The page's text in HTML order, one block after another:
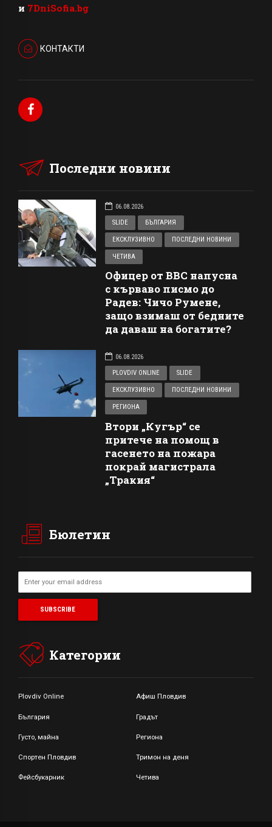
и 7DniSofia.bg
КОНТАКТИ
Последни новини
06.08.2026
SLIDE
БЪЛГАРИЯ
ЕКСКЛУЗИВНО ПОСЛЕДНИ НОВИНИ
ЧЕТИВА
Офицер от ВВС напусна
с кърваво писмо до
Радев: Чичо Румене,
защо взимаш от бедните
да даваш на богатите?
06.08.2026
PLOVDIV ONLINE
SLIDE
ЕКСКЛУЗИВНО ПОСЛЕДНИ НОВИНИ
РЕГИОНА
Втори „Кугър“ се
притече на помощ в
гасенето на пожара
покрай магистрала
„Тракия“
Бюлетин
Категории
Plovdiv Online Афиш Пловдив
България Градът
Густо, майна Региона
Спортен Пловдив Тримон на деня
Фейсбукарник Четива